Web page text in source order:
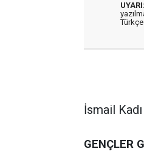
UYARI:
İsmail
GENÇLER